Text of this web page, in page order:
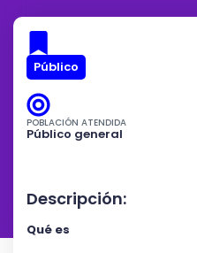
Público
POBLACIÓN ATENDIDA
Público general
Descripción:
Qué es